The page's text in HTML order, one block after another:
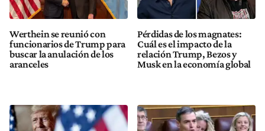
Werthein se reunió con
funcionarios de Trump para
buscar la anulación de los
aranceles
Pérdidas de los magnates:
Cuál es el impacto de la
relación Trump, Bezos y
Musk en la economía global